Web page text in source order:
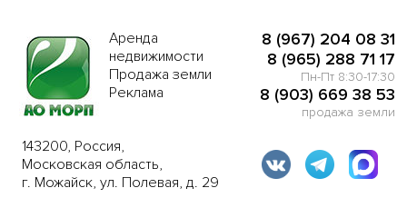
Аренда
недвижимости
Продажа земли
Реклама
8 (967) 204 08 31
8 (965) 288 71 17
Пн-Пт 8:30-17:30
8 (903) 669 38 53
продажа земли
143200, Россия,
Московская область,
г. Можайск, ул. Полевая, д. 29